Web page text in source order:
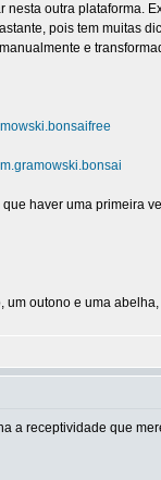
outra plataforma.
pois tem muitas
e
haver uma primeira
outono e uma
a receptividade que